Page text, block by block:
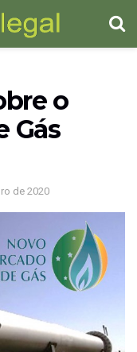
o
Gás
de 2020